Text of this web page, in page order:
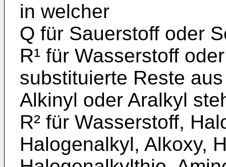
in welcher
Q für Sauerstoff oder
R¹ für Wasserstoff
substitu­ierte Reste
Alkinyl oder Aralkyl
R² für Wasserstoff,
Halogen­alkyl, Alkoxy,